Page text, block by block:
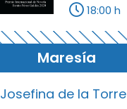
18:00 h
Maresía
Josefina de la Torre